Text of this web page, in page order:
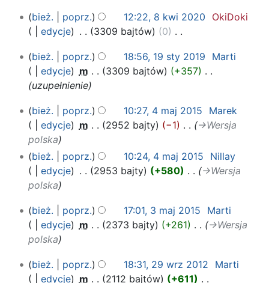
d
a
o
o
p
s
u
z
m
i
a
n
bież. poprz. 12:22, 8 kwi 2020
OkiDoki
edycje
3309 bajtów 0
i
e
p
d
a
n
o
o
p
s
u
z
m
i
19
2019
bież. poprz. 18:56, 19 sty 2019
Marti
edycje
m 3309 bajtów +357
uzupełnienie
2015
bież. poprz. 10:27, 4 maj 2015
Marek
edycje
m 2952 bajty −1
→‎Wersja
polska
bież.
poprz. 10:24, 4 maj 2015
Nillay
edycje
2953 bajty +580
→‎Wersja
polska
2015
bież. poprz. 17:01, 3 maj 2015
Marti
edycje
m 2373 bajty +261
→‎Wersja
polska
29
bież. poprz. 18:31, 29 wrz 2012
Marti
edycje
m 2112 bajtów +611